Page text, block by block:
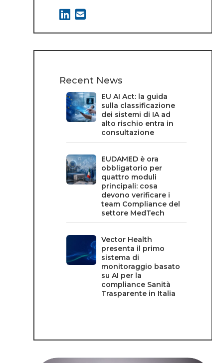
Recent News
EU AI Act: la guida
sulla classificazione
dei sistemi di IA ad
alto rischio entra in
consultazione
EUDAMED è ora
obbligatorio per
quattro moduli
principali: cosa
devono verificare i
team Compliance del
settore MedTech
Vector Health
presenta il primo
sistema di
monitoraggio basato
su AI per la
compliance Sanità
Trasparente in Italia